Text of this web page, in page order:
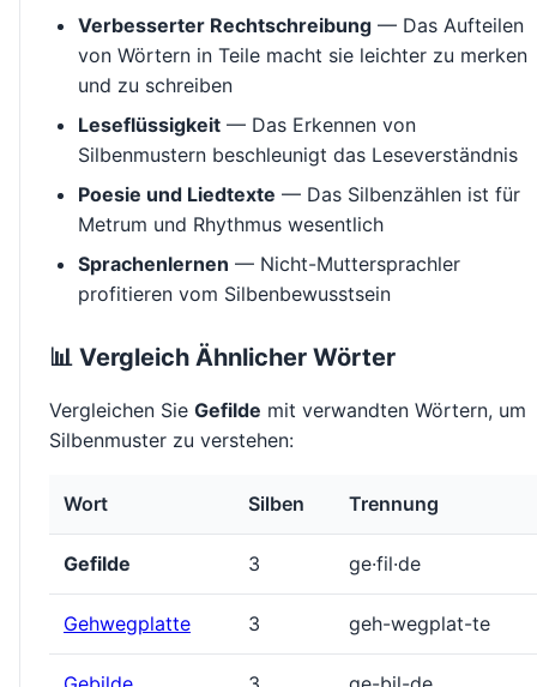
Verbesserter Rechtschreibung — Das Aufteilen
von Wörtern in Teile macht sie leichter zu merken
und zu schreiben
Leseflüssigkeit — Das Erkennen von
Silbenmustern beschleunigt das Leseverständnis
Poesie und Liedtexte — Das Silbenzählen ist für
Metrum und Rhythmus wesentlich
Sprachenlernen — Nicht-Muttersprachler
profitieren vom Silbenbewusstsein
📊 Vergleich Ähnlicher Wörter
Vergleichen Sie Gefilde mit verwandten Wörtern, um
Silbenmuster zu verstehen:
Wort Silben Trennung
Gefilde 3 ge·fil·de
Gehwegplatte 3 geh-wegplat-te